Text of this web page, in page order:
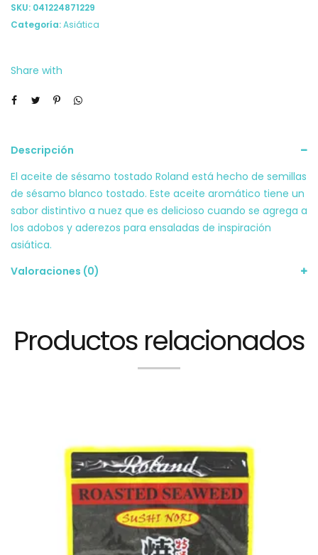
185
cantidad
SKU: 041224871229
Categoría:Asiática
Share with
Descripción
El aceite de sésamo tostado Roland está hecho de semillas
de sésamo blanco tostado. Este aceite aromático tiene un
sabor distintivo a nuez que es delicioso cuando se agrega a
los adobos y aderezos para ensaladas de inspiración
asiática.
Valoraciones (0)
Productos relacionados